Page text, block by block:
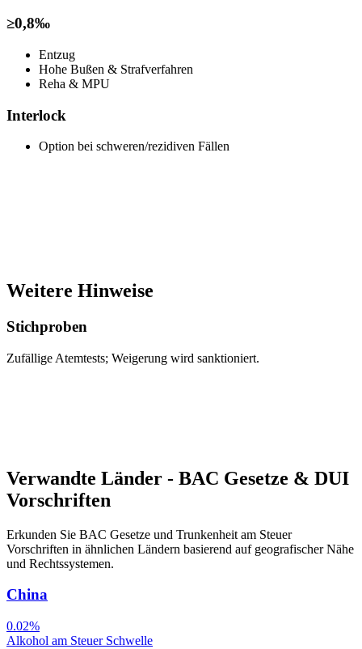
≥0,8‰
Entzug
Hohe Bußen & Strafverfahren
Reha & MPU
Interlock
Option bei schweren/rezidiven Fällen
Weitere Hinweise
Stichproben
Zufällige Atemtests; Weigerung wird sanktioniert.
Verwandte Länder - BAC Gesetze & DUI
Vorschriften
Erkunden Sie BAC Gesetze und Trunkenheit am Steuer
Vorschriften in ähnlichen Ländern basierend auf geografischer Nähe
und Rechtssystemen.
China
0.02%
Alkohol am Steuer Schwelle